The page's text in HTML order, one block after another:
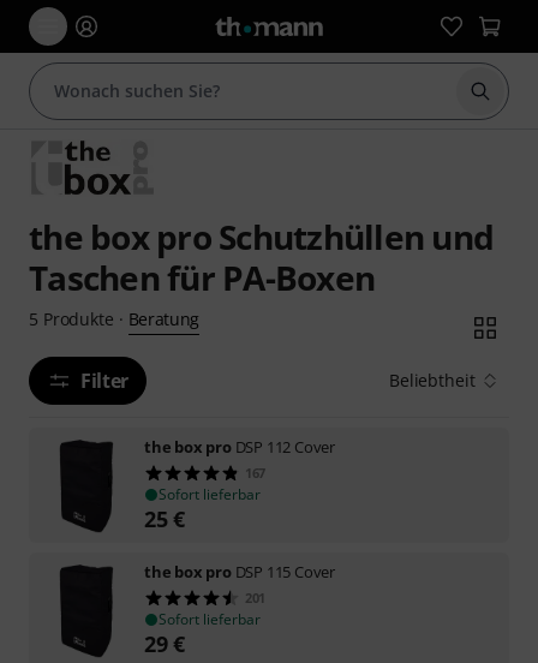
Suche
the box pro Schutzhüllen und
Taschen für PA-Boxen
5 Produkte · Beratung
Filter Beliebtheit
the box pro DSP 112 Cover
167
Sofort lieferbar
25€
the box pro DSP 115 Cover
201
Sofort lieferbar
29€